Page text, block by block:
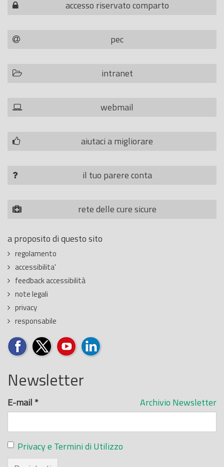
accesso riservato comparto
pec
intranet
webmail
aiutaci a migliorare
il tuo parere conta
rete delle cure sicure
a proposito di questo sito
regolamento
accessibilita'
feedback accessibilità
note legali
privacy
responsabile
Newsletter
Archivio Newsletter
E-mail *
Privacy e Termini di Utilizzo